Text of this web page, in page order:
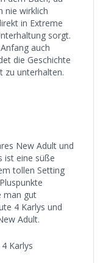
nie wirklich
in Extreme
sorgt.
auch
die Geschichte
zu unterhalten.
New Adult und
ist eine süße
tollen Setting
man gut
4 Karlys und
Adult.
4 Karlys